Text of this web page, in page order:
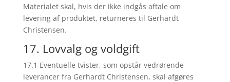
Materialet skal, hvis der ikke indgås aftale om
levering af produktet, returneres til Gerhardt
Christensen.
17. Lovvalg og voldgift
17.1 Eventuelle tvister, som opstår vedrørende
leverancer fra Gerhardt Christensen, skal afgøres